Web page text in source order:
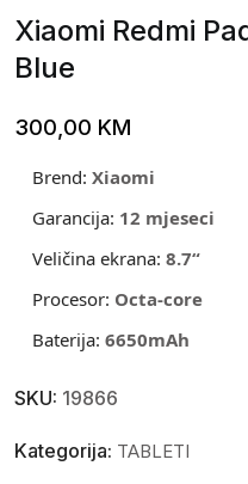
Xiaomi Redmi
Blue
300,00 KM
Brend: Xiaomi
Garancija: 12 mjeseci
Veličina ekrana: 8.7“
Procesor: Octa-core
Baterija: 6650mAh
SKU: 19866
Kategorija: TABLETI